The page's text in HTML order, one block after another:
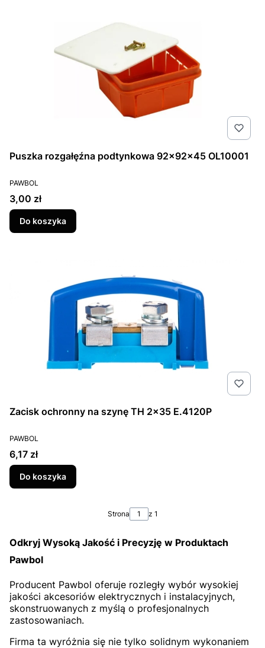
Puszka rozgałęźna podtynkowa 92x92x45 OL10001
PRODUCENT
PAWBOL
Cena
3,00 zł
Do koszyka
Zacisk ochronny na szynę TH 2x35 E.4120P
PRODUCENT
PAWBOL
Cena
6,17 zł
Do koszyka
Strona z 1
Odkryj Wysoką Jakość i Precyzję w Produktach
Pawbol
Producent Pawbol oferuje rozległy wybór wysokiej
jakości akcesoriów elektrycznych i instalacyjnych,
skonstruowanych z myślą o profesjonalnych
zastosowaniach.
Firma ta wyróżnia się nie tylko solidnym wykonaniem